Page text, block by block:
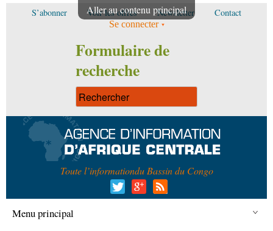
Aller au contenu principal
S’abonner Voir les offres Newsletter Contact
Se connecter
Formulaire de
recherche
Toute l’informationdu Bassin du Congo
Menu principal